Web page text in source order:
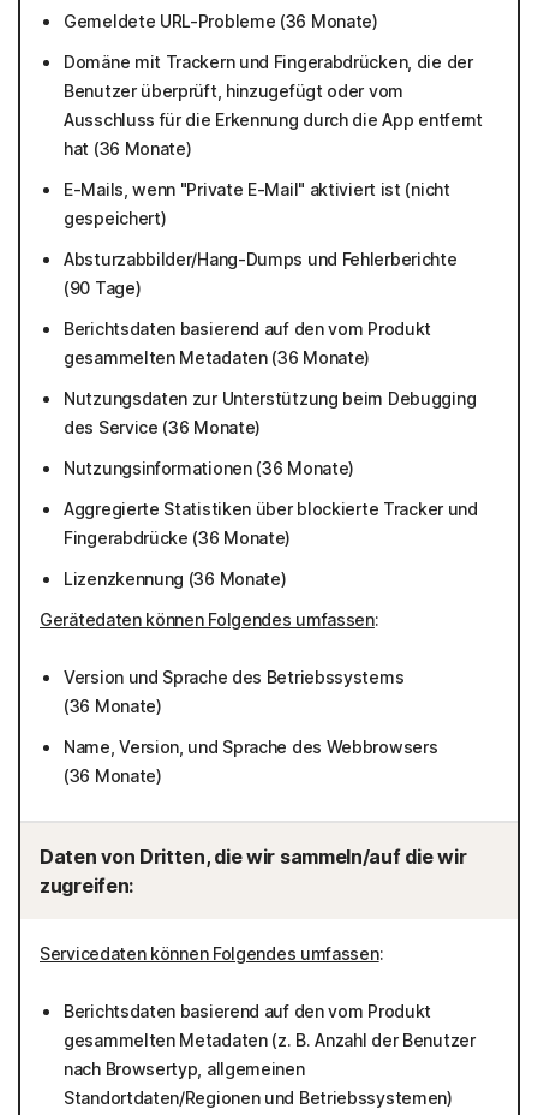
Gemeldete URL-Probleme (36 Monate)
Domäne mit Trackern und Fingerabdrücken, die der
Benutzer überprüft, hinzugefügt oder vom
Ausschluss für die Erkennung durch die App entfernt
hat (36 Monate)
E-Mails, wenn "Private E-Mail" aktiviert ist (nicht
gespeichert)
Absturzabbilder/Hang-Dumps und Fehlerberichte
(90 Tage)
Berichtsdaten basierend auf den vom Produkt
gesammelten Metadaten (36 Monate)
Nutzungsdaten zur Unterstützung beim Debugging
des Service (36 Monate)
Nutzungsinformationen (36 Monate)
Aggregierte Statistiken über blockierte Tracker und
Fingerabdrücke (36 Monate)
Lizenzkennung (36 Monate)
Gerätedaten können Folgendes umfassen:
Version und Sprache des Betriebssystems
(36 Monate)
Name, Version, und Sprache des Webbrowsers
(36 Monate)
Daten von Dritten, die wir sammeln/auf die wir
zugreifen:
Servicedaten können Folgendes umfassen:
Berichtsdaten basierend auf den vom Produkt
gesammelten Metadaten (z. B. Anzahl der Benutzer
nach Browsertyp, allgemeinen
Standortdaten/Regionen und Betriebssystemen)